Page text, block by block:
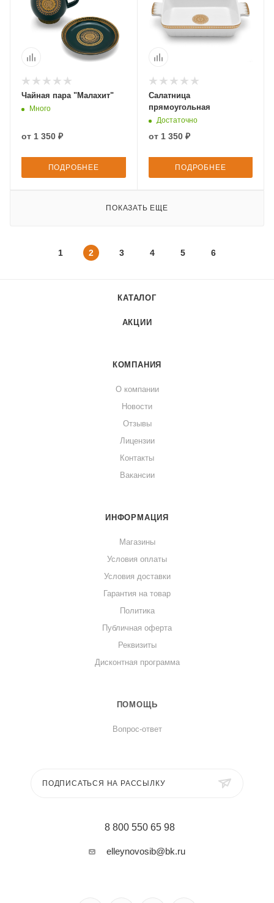
Чайная пара "Малахит"
Много
от 1 350 ₽
ПОДРОБНЕЕ
Салатница
прямоугольная
Достаточно
от 1 350 ₽
ПОДРОБНЕЕ
ПОКАЗАТЬ ЕЩЕ
1 2 3 4 5 6
КАТАЛОГ
АКЦИИ
КОМПАНИЯ
О компании
Новости
Отзывы
Лицензии
Контакты
Вакансии
ИНФОРМАЦИЯ
Магазины
Условия оплаты
Условия доставки
Гарантия на товар
Политика
Публичная оферта
Реквизиты
Дисконтная программа
ПОМОЩЬ
Вопрос-ответ
ПОДПИСАТЬСЯ НА РАССЫЛКУ
8 800 550 65 98
elleynovosib@bk.ru